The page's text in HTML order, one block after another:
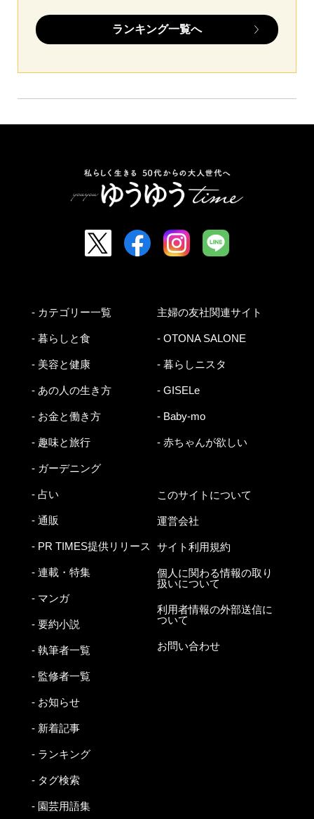
ランキング一覧へ
- カテゴリー一覧
- 暮らしと食
- 美容と健康
- あの人の生き方
- お金と働き方
- 趣味と旅行
- ガーデニング
- 占い
- 通販
- PR TIMES提供リリース
- 連載・特集
- マンガ
- 要約小説
- 執筆者一覧
- 監修者一覧
- お知らせ
- 新着記事
- ランキング
- タグ検索
- 園芸用語集
主婦の友社関連サイト
- OTONA SALONE
- 暮らしニスタ
- GISELe
- Baby-mo
- 赤ちゃんが欲しい
このサイトについて
運営会社
サイト利用規約
個人に関わる情報の取り
扱いについて
利用者情報の外部送信に
ついて
お問い合わせ